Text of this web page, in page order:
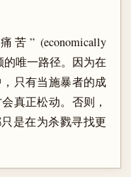
苦” (economically
唯一路径。因为在
只有当施暴者的成
真正松动。否则，
是在为杀戮寻找更